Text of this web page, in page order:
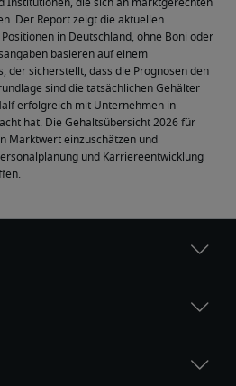
Institutionen, die sich an marktgerechten
Der Report zeigt die aktuellen
in Deutschland, ohne Boni oder
basieren auf einem
der sicherstellt, dass die Prognosen den
sind die tatsächlichen Gehälter
erfolgreich mit Unternehmen in
hat. Die Gehaltsübersicht 2026 für
Marktwert einzuschätzen und
und Karriereentwicklung